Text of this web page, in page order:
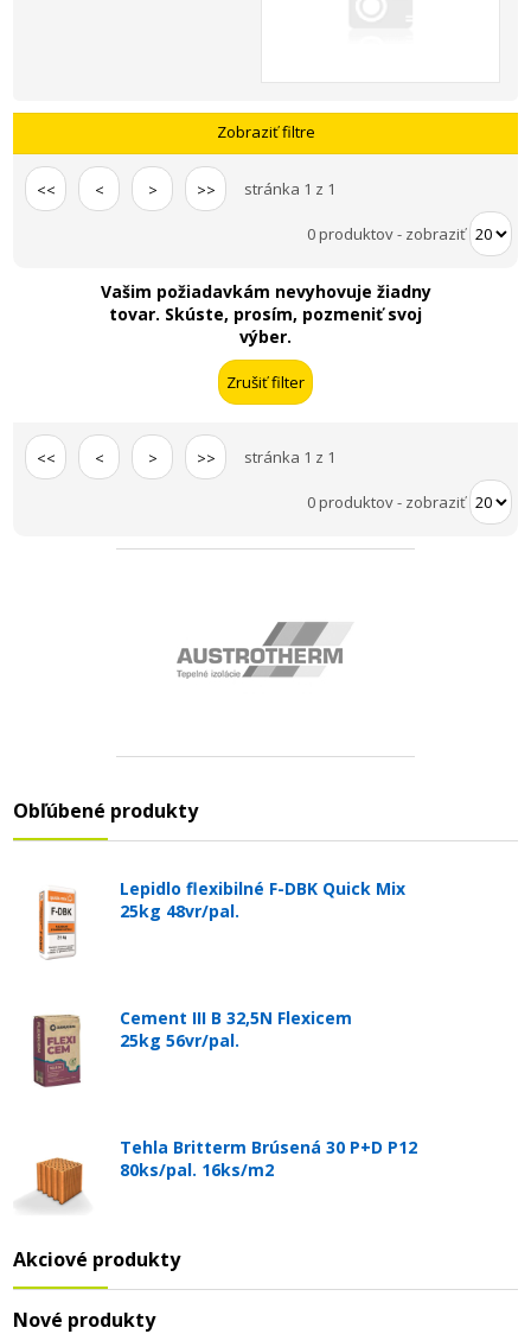
Zobraziť filtre
<< < > >> stránka 1 z 1
0 produktov- zobraziť
Vašim požiadavkám nevyhovuje žiadny
tovar. Skúste, prosím, pozmeniť svoj
výber.
<< < > >> stránka 1 z 1
0 produktov- zobraziť
Obľúbené produkty
Lepidlo flexibilné F-DBK Quick Mix
25kg 48vr/pal.
Cement III B 32,5N Flexicem
25kg 56vr/pal.
Tehla Britterm Brúsená 30 P+D P12
80ks/pal. 16ks/m2
Akciové produkty
Nové produkty